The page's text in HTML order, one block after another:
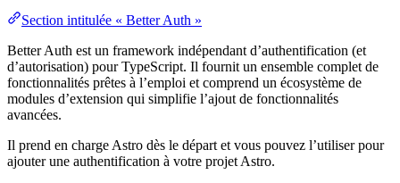
Section intitulée « Better Auth »
Better Auth est un framework indépendant d’authentification (et
d’autorisation) pour TypeScript. Il fournit un ensemble complet de
fonctionnalités prêtes à l’emploi et comprend un écosystème de
modules d’extension qui simplifie l’ajout de fonctionnalités
avancées.
Il prend en charge Astro dès le départ et vous pouvez l’utiliser pour
ajouter une authentification à votre projet Astro.